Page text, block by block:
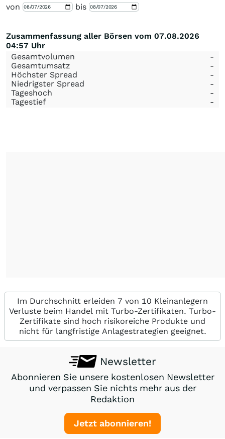
von
bis
Zusammenfassung aller Börsen vom 07.08.2026
04:57 Uhr
Gesamtvolumen
-
Gesamtumsatz
-
Höchster Spread
-
Niedrigster Spread
-
Tageshoch
-
Tagestief
-
Im Durchschnitt erleiden 7 von 10 Kleinanlegern
Verluste beim Handel mit Turbo-Zertifikaten. Turbo-
Zertifikate sind hoch risikoreiche Produkte und
nicht für langfristige Anlagestrategien geeignet.
Newsletter
Abonnieren Sie unsere kostenlosen Newsletter
und verpassen Sie nichts mehr aus der
Redaktion
Jetzt abonnieren!